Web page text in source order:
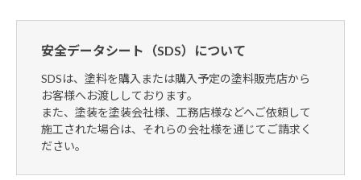
安全データシート（SDS）について
SDSは、塗料を購入または購入予定の塗料販売店から
お客様へお渡ししております。
また、塗装を塗装会社様、工務店様などへご依頼して
施工された場合は、それらの会社様を通じてご請求く
ださい。